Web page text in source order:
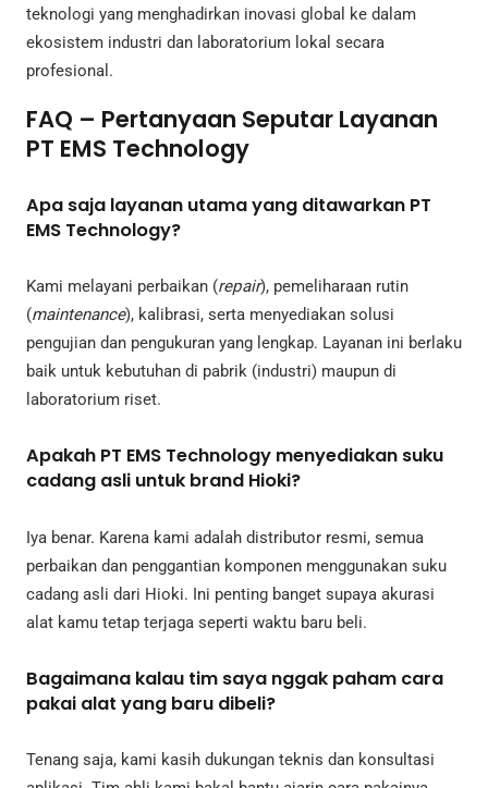
teknologi yang menghadirkan inovasi global ke dalam
ekosistem industri dan laboratorium lokal secara
profesional.
FAQ – Pertanyaan Seputar Layanan
PT EMS Technology
Apa saja layanan utama yang ditawarkan PT
EMS Technology?
Kami melayani perbaikan (repair), pemeliharaan rutin
(maintenance), kalibrasi, serta menyediakan solusi
pengujian dan pengukuran yang lengkap. Layanan ini berlaku
baik untuk kebutuhan di pabrik (industri) maupun di
laboratorium riset.
Apakah PT EMS Technology menyediakan suku
cadang asli untuk brand Hioki?
Iya benar. Karena kami adalah distributor resmi, semua
perbaikan dan penggantian komponen menggunakan suku
cadang asli dari Hioki. Ini penting banget supaya akurasi
alat kamu tetap terjaga seperti waktu baru beli.
Bagaimana kalau tim saya nggak paham cara
pakai alat yang baru dibeli?
Tenang saja, kami kasih dukungan teknis dan konsultasi